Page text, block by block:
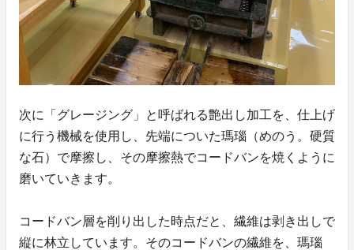
次に「グレージング」と呼ばれる艶出し加工を、仕上げ
に行う機械を使用し、先端についた瑪瑙（めのう。硬質
な石）で摩擦し、その摩擦熱でコードバンを焼くように
磨いていきます。
コードバン層を削り出した時点だと、繊維は剥き出しで
縦に林立しています。そのコードバンの繊維を、瑪瑙